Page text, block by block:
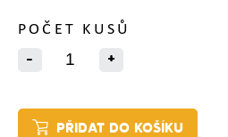
POČET KUSŮ
-
+
PŘIDAT DO KOŠÍKU